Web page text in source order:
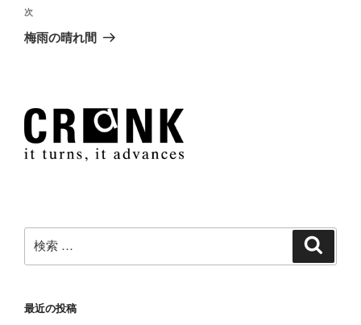
ビ
ゲ
ン
投
稿
次
の
次
梅雨の晴れ間
索:
最近の投稿